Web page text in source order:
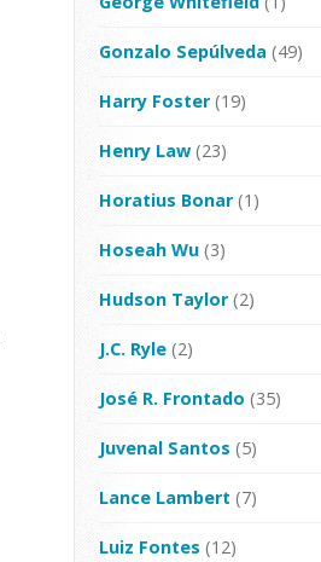
Gonzalo Sepúlveda (49)
Harry Foster(19)
Henry Law (23)
Horatius Bonar(1)
Hoseah Wu (3)
Hudson Taylor(2)
J.C. Ryle (2)
José R. Frontado (35)
Juvenal Santos (5)
Lance Lambert (7)
Luiz Fontes (12)